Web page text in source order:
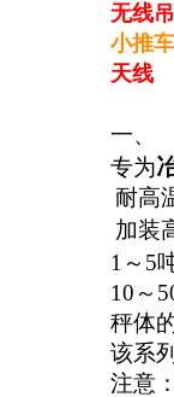
无线
小推车
天线
一、
专为
耐高
加装
1 ～ 5
10 ～
秤体
该系
注意